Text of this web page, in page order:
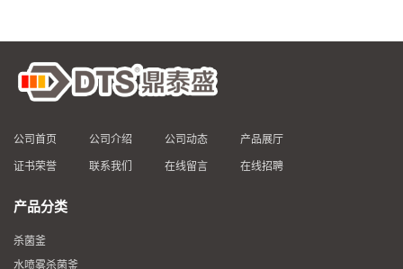
公司首页 公司介绍 公司动态 产品展厅
证书荣誉 联系我们 在线留言 在线招聘
产品分类
杀菌釜
水喷雾杀菌釜